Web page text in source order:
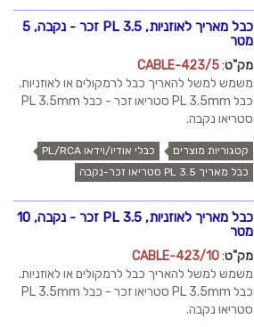
כבל מאריך לאוזניות, PL 3.5 זכר - נקבה, 5
מטר
מק"ט:
CABLE-423/5
משמש למשל להאריך כבל לרמקולים או לאוזניות.
כבל PL 3.5mm סטריאו זכר - כבל PL 3.5mm
סטריאו נקבה.
קטגוריות מוצרים
כבלי אודיו/וידאו PL/RCA
כבל מאריך PL 3.5 סטריאו זכר-נקבה
כבל מאריך לאוזניות, PL 3.5 זכר - נקבה, 10
מטר
מק"ט:
CABLE-423/10
משמש למשל להאריך כבל לרמקולים או לאוזניות.
כבל PL 3.5mm סטריאו זכר - כבל PL 3.5mm
סטריאו נקבה.